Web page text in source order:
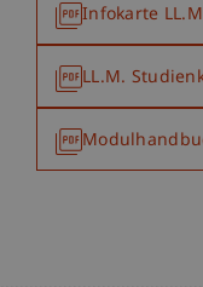
Infokarte
LL.M.